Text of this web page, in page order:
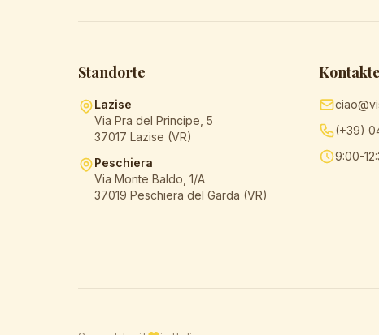
Standorte
Lazise
Via Pra del Principe, 5
37017 Lazise (VR)
Peschiera
Via Monte Baldo, 1/A
37019 Peschiera del Garda (VR)
Kontakte
(+39)
9:00-